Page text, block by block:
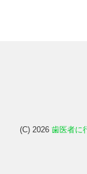
(C) 2026 歯医者に